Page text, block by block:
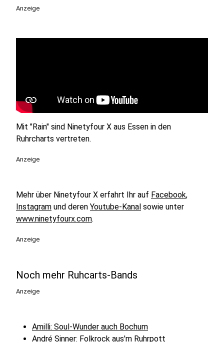
Anzeige
Mit "Rain" sind Ninetyfour X aus Essen in den
Ruhrcharts vertreten.
Anzeige
Mehr über Ninetyfour X erfahrt Ihr auf Facebook,
Instagram und deren Youtube-Kanal sowie unter
www.ninetyfourx.com.
Anzeige
Noch mehr Ruhcarts-Bands
Anzeige
Amilli: Soul-Wunder auch Bochum
André Sinner: Folkrock aus'm Ruhrpott